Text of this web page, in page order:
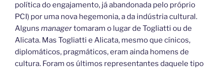
política do engajamento, já abandonada pelo próprio
PCI) por uma nova hegemonia, a da indústria cultural.
Alguns managertomaram o lugar de Togliatti ou de
Alicata. Mas Togliatti e Alicata, mesmo que cínicos,
diplomáticos, pragmáticos, eram ainda homens de
cultura. Foram os últimos representantes daquele tipo